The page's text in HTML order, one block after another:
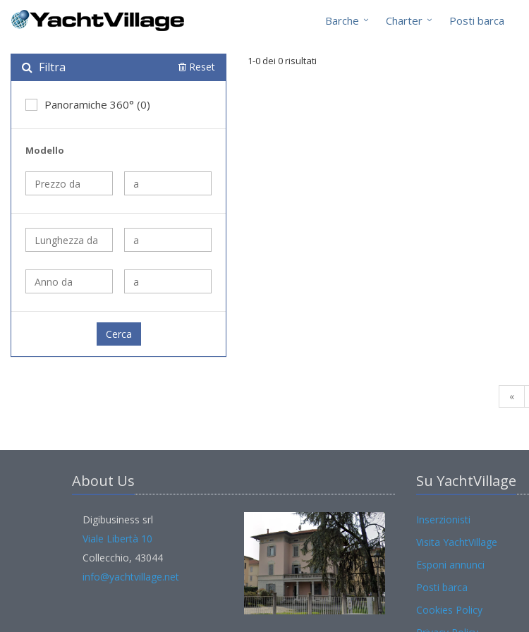
Barche Charter Posti barca
Filtra Reset
Panoramiche 360° (0)
Modello
Cerca
1-0 dei 0 risultati
«
About Us
Digibusiness srl
Viale Libertà 10
Collecchio, 43044
info@yachtvillage.net
Su YachtVillage
Inserzionisti
Visita YachtVillage
Esponi annunci
Posti barca
Cookies Policy